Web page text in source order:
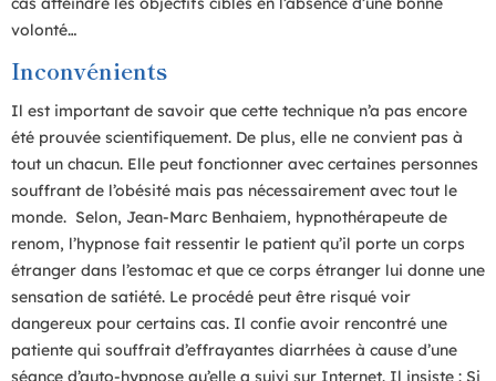
volonté…
Inconvénients
Il est important de savoir que cette technique n’a pas encore
été prouvée scientifiquement. De plus, elle ne convient pas à
tout un chacun. Elle peut fonctionner avec certaines personnes
souffrant de l’obésité mais pas nécessairement avec tout le
monde. Selon, Jean-Marc Benhaiem, hypnothérapeute de
renom, l’hypnose fait ressentir le patient qu’il porte un corps
étranger dans l’estomac et que ce corps étranger lui donne une
sensation de satiété. Le procédé peut être risqué voir
dangereux pour certains cas. Il confie avoir rencontré une
patiente qui souffrait d’effrayantes diarrhées à cause d’une
séance d’auto-hypnose qu’elle a suivi sur Internet. Il insiste : Si